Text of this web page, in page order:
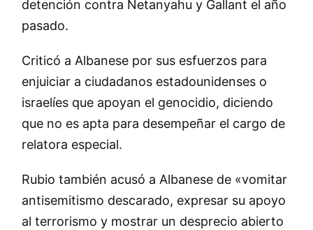
detención contra Netanyahu y Gallant el año
pasado.
Criticó a Albanese por sus esfuerzos para
enjuiciar a ciudadanos estadounidenses o
israelíes que apoyan el genocidio, diciendo
que no es apta para desempeñar el cargo de
relatora especial.
Rubio también acusó a Albanese de «vomitar
antisemitismo descarado, expresar su apoyo
al terrorismo y mostrar un desprecio abierto